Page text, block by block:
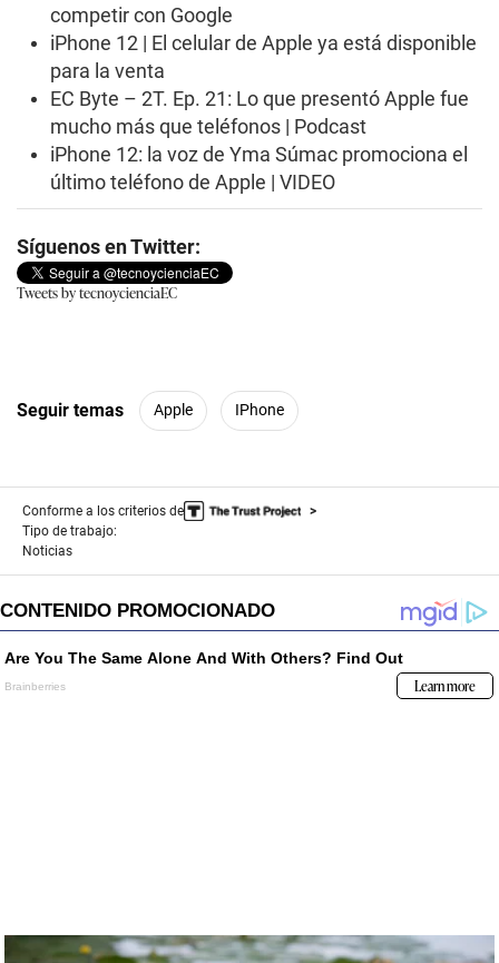
competir con Google
iPhone 12 | El celular de Apple ya está disponible
para la venta
EC Byte – 2T. Ep. 21: Lo que presentó Apple fue
mucho más que teléfonos | Podcast
iPhone 12: la voz de Yma Súmac promociona el
último teléfono de Apple | VIDEO
Síguenos en Twitter:
Tweets by tecnoycienciaEC
Seguir temas Apple IPhone
Conforme a los criterios de
Tipo de trabajo:
Noticias